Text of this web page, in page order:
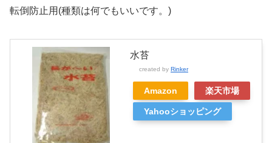
転倒防止用(種類は何でもいいです。)
水苔
created by Rinker
Amazon 楽天市場
Yahooショッピング